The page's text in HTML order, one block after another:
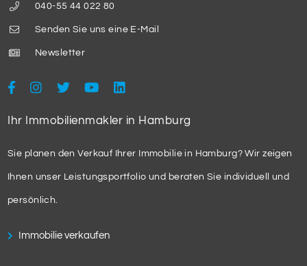
040-55 44 022 80
Senden Sie uns eine E-Mail
Newsletter
Ihr Immobilienmakler in Hamburg
Sie planen den Verkauf Ihrer Immobilie in Hamburg? Wir zeigen
Ihnen unser Leistungsportfolio und beraten Sie individuell und
persönlich.
Immobilie verkaufen